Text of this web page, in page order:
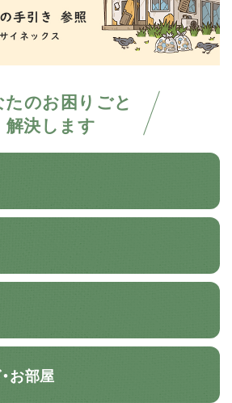
たのお困りごと
解決します
お部屋